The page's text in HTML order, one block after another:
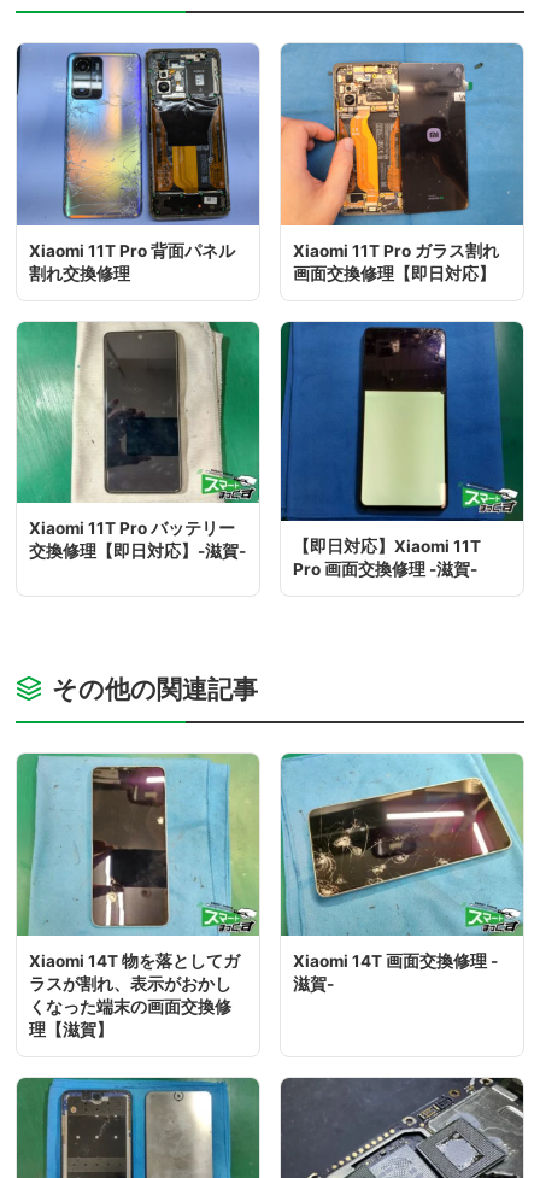
Xiaomi 11T Pro 背面パネル
割れ交換修理
Xiaomi 11T Pro ガラス割れ
画面交換修理【即日対応】
Xiaomi 11T Pro バッテリー
交換修理【即日対応】-滋賀-
【即日対応】Xiaomi 11T
Pro 画面交換修理 -滋賀-
その他の関連記事
Xiaomi 14T 物を落としてガ
ラスが割れ、表示がおかし
くなった端末の画面交換修
理【滋賀】
Xiaomi 14T 画面交換修理 -
滋賀-